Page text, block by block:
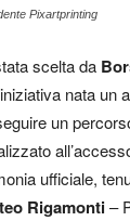
Pixartprinting
scelta da
nata un
un
ufficiale,
Rigamonti–